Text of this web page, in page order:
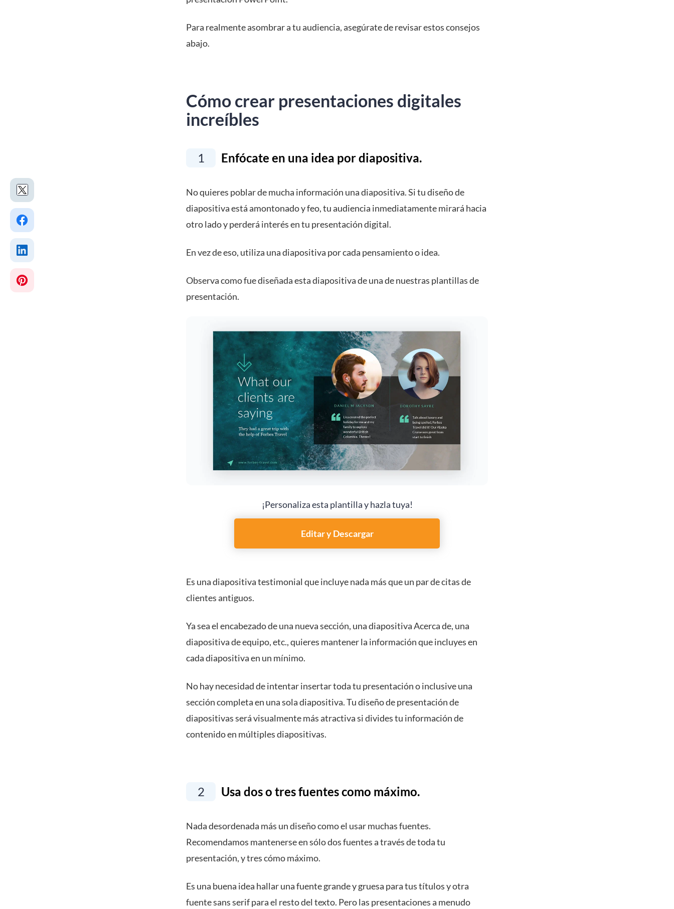
Para realmente asombrar a tu audiencia, asegúrate de revisar estos consejos
abajo.
Cómo crear presentaciones digitales
increíbles
1 Enfócate en una idea por diapositiva.
No quieres poblar de mucha información una diapositiva. Si tu diseño de
diapositiva está amontonado y feo, tu audiencia inmediatamente mirará hacia
otro lado y perderá interés en tu presentación digital.
En vez de eso, utiliza una diapositiva por cada pensamiento o idea.
Observa como fue diseñada esta diapositiva de una de nuestras plantillas de
presentación.
¡Personaliza esta plantilla y hazla tuya!
Editar y Descargar
Es una diapositiva testimonial que incluye nada más que un par de citas de
clientes antiguos.
Ya sea el encabezado de una nueva sección, una diapositiva Acerca de, una
diapositiva de equipo, etc., quieres mantener la información que incluyes en
cada diapositiva en un mínimo.
No hay necesidad de intentar insertar toda tu presentación o inclusive una
sección completa en una sola diapositiva. Tu diseño de presentación de
diapositivas será visualmente más atractiva si divides tu información de
contenido en múltiples diapositivas.
2 Usa dos o tres fuentes como máximo.
Nada desordenada más un diseño como el usar muchas fuentes.
Recomendamos mantenerse en sólo dos fuentes a través de toda tu
presentación, y tres cómo máximo.
Es una buena idea hallar una fuente grande y gruesa para tus títulos y otra
fuente sans serif para el resto del texto. Pero las presentaciones a menudo